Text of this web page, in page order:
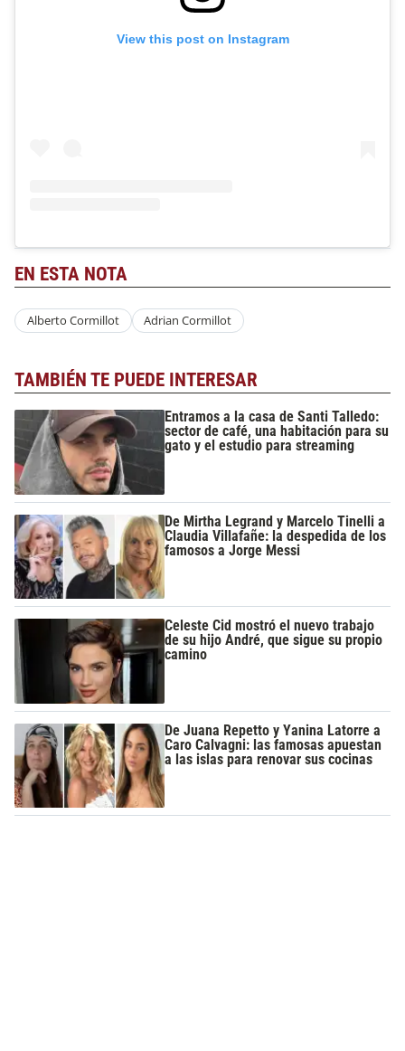
View this post on Instagram
EN ESTA NOTA
Alberto Cormillot Adrian Cormillot
TAMBIÉN TE PUEDE INTERESAR
Entramos a la casa de Santi Talledo:
sector de café, una habitación para su
gato y el estudio para streaming
De Mirtha Legrand y Marcelo Tinelli a
Claudia Villafañe: la despedida de los
famosos a Jorge Messi
Celeste Cid mostró el nuevo trabajo
de su hijo André, que sigue su propio
camino
De Juana Repetto y Yanina Latorre a
Caro Calvagni: las famosas apuestan
a las islas para renovar sus cocinas